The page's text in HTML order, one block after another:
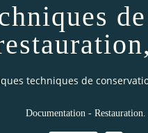
techniques de
Documentation - Restauration.